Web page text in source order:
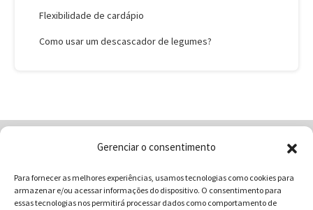
Gerenciar o consentimento
Para fornecer as melhores experiências, usamos tecnologias como cookies para
armazenar e/ou acessar informações do dispositivo. O consentimento para
essas tecnologias nos permitirá processar dados como comportamento de
Flexibilidade de cardápio
Como usar um descascador de legumes?
Contatos
Receitas
Blog
Vocabulário da Gastronomia